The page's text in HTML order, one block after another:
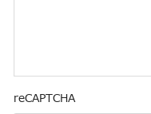
reCAPTCHA